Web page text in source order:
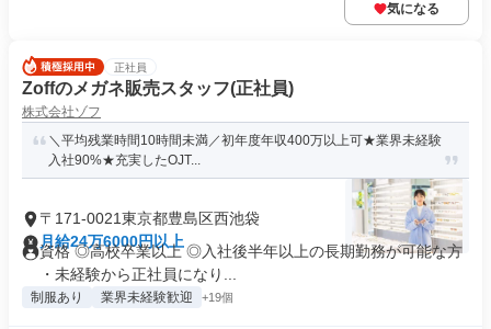
気になる
正社員
Zoffのメガネ販売スタッフ(正社員)
株式会社ゾフ
＼平均残業時間10時間未満／初年度年収400万以上可★業界未経験
入社90%★充実したOJT...
〒171-0021東京都豊島区西池袋
月給24万6000円以上
資格 ◎高校卒業以上 ◎入社後半年以上の長期勤務が可能な方
・未経験から正社員になり...
制服あり 業界未経験歓迎 +19個